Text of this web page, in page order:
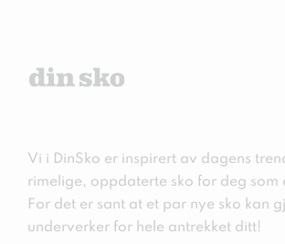
Vi i DinSko er inspirert av dagens
rimelige, oppdaterte sko for deg som
For det er sant at et par nye sko kan
underverker for hele antrekket ditt!